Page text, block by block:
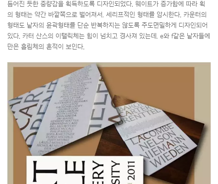
듬어진 듯한 중량감을 획득하도록 디자인되었다. 웨이트가 증가함에 따라 획
의 형태는 약간 바깥쪽으로 벌어져서, 세리프적인 형태를 암시한다. 카운터의
형태도 낱자의 윤곽형태를 단순 반복하지는 않도록 주도면밀하게 디자인되어
있다. 카터 산스의 이탤릭체는 힘이 넘치고 경사져 있는데, e와 f같은 낱자들에
만은 흘림체의 흔적이 보인다.